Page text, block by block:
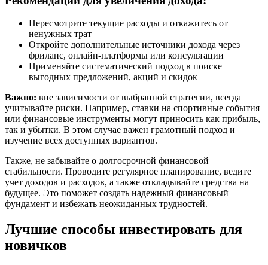
Пересмотрите текущие расходы и откажитесь от
ненужных трат
Откройте дополнительные источники дохода через
фриланс, онлайн-платформы или консультации
Применяйте систематический подход в поиске
выгодных предложений, акций и скидок
Важно: вне зависимости от выбранной стратегии, всегда
учитывайте риски. Например, ставки на спортивные события
или финансовые инструменты могут приносить как прибыль,
так и убытки. В этом случае важен грамотный подход и
изучение всех доступных вариантов.
Также, не забывайте о долгосрочной финансовой
стабильности. Проводите регулярное планирование, ведите
учет доходов и расходов, а также откладывайте средства на
будущее. Это поможет создать надежный финансовый
фундамент и избежать неожиданных трудностей.
Лучшие способы инвестировать для
новичков